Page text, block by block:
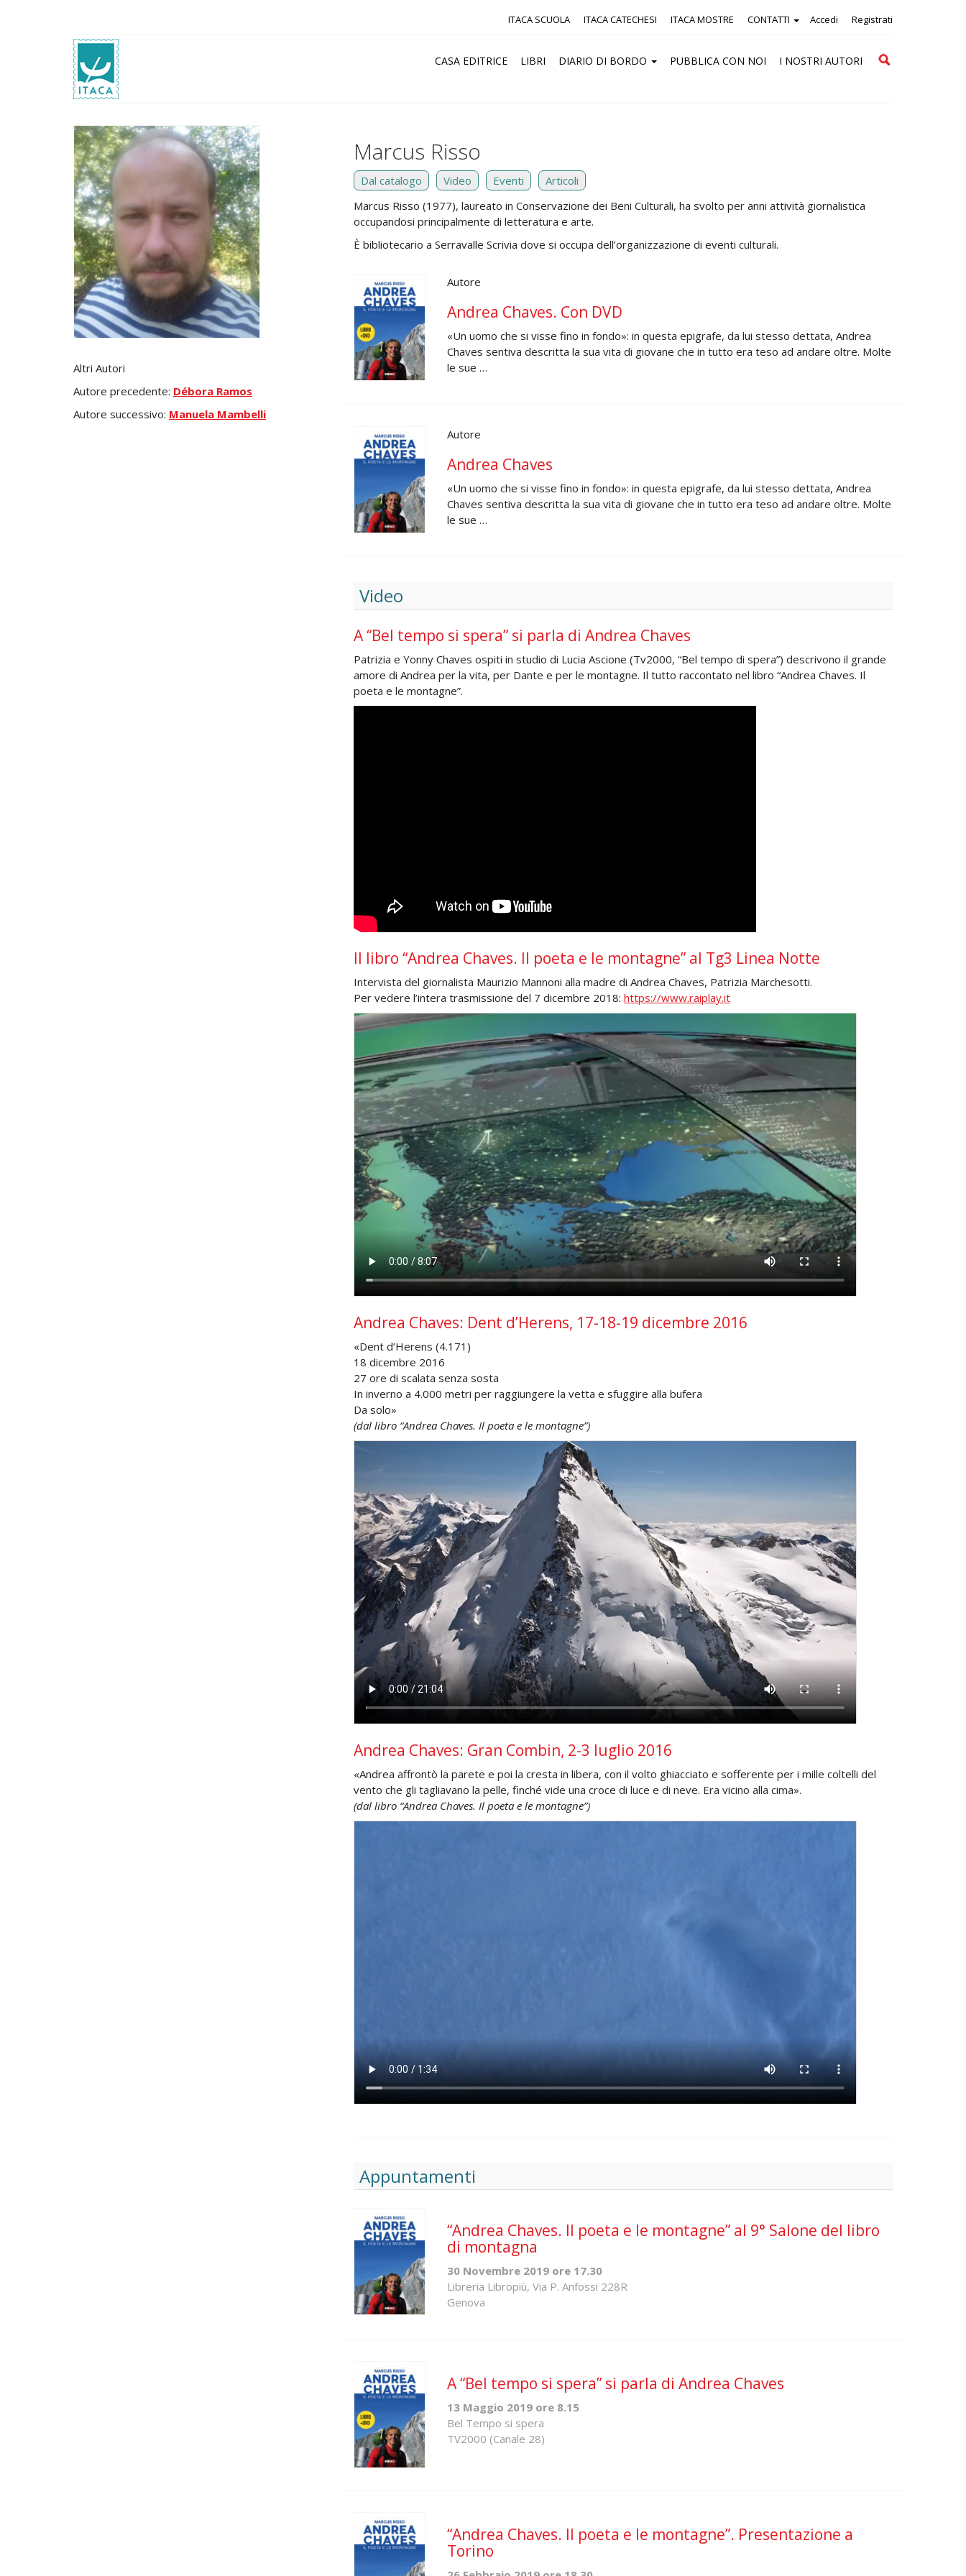
Accedi Registrati
ITACA SCUOLA ITACA CATECHESI ITACA MOSTRE CONTATTI
CASA EDITRICE LIBRI DIARIO DI BORDO PUBBLICA CON NOI I NOSTRI AUTORI
Cerca
Altri Autori
Autore precedente: Débora Ramos
Autore successivo: Manuela Mambelli
Marcus Risso
Dal catalogo Video Eventi
Articoli
Marcus Risso (1977), laureato in Conservazione dei Beni Culturali, ha svolto per anni attività giornalistica
occupandosi principalmente di letteratura e arte.
È bibliotecario a Serravalle Scrivia dove si occupa dell’organizzazione di eventi culturali.
Autore
Andrea Chaves. Con DVD
«Un uomo che si visse fino in fondo»: in questa epigrafe, da lui stesso dettata, Andrea
Chaves sentiva descritta la sua vita di giovane che in tutto era teso ad andare oltre. Molte
le sue …
Autore
Andrea Chaves
«Un uomo che si visse fino in fondo»: in questa epigrafe, da lui stesso dettata, Andrea
Chaves sentiva descritta la sua vita di giovane che in tutto era teso ad andare oltre. Molte
le sue …
Video
A “Bel tempo si spera” si parla di Andrea Chaves
Patrizia e Yonny Chaves ospiti in studio di Lucia Ascione (Tv2000, “Bel tempo di spera”) descrivono il grande
amore di Andrea per la vita, per Dante e per le montagne. Il tutto raccontato nel libro “Andrea Chaves. Il
poeta e le montagne”.
Il libro “Andrea Chaves. Il poeta e le montagne” al Tg3 Linea Notte
Intervista del giornalista Maurizio Mannoni alla madre di Andrea Chaves, Patrizia Marchesotti.
Per vedere l’intera trasmissione del 7 dicembre 2018: https://www.raiplay.it
Andrea Chaves: Dent d’Herens, 17-18-19 dicembre 2016
«Dent d’Herens (4.171)
18 dicembre 2016
27 ore di scalata senza sosta
In inverno a 4.000 metri per raggiungere la vetta e sfuggire alla bufera
Da solo»
(dal libro “Andrea Chaves. Il poeta e le montagne”)
Andrea Chaves: Gran Combin, 2-3 luglio 2016
«Andrea affrontò la parete e poi la cresta in libera, con il volto ghiacciato e sofferente per i mille coltelli del
vento che gli tagliavano la pelle, finché vide una croce di luce e di neve. Era vicino alla cima».
(dal libro “Andrea Chaves. Il poeta e le montagne”)
Appuntamenti
“Andrea Chaves. Il poeta e le montagne” al 9° Salone del libro
di montagna
30 Novembre 2019 ore 17.30
Libreria Libropiù, Via P. Anfossi 228R
Genova
A “Bel tempo si spera” si parla di Andrea Chaves
13 Maggio 2019 ore 8.15
Bel Tempo si spera
TV2000 (Canale 28)
“Andrea Chaves. Il poeta e le montagne”. Presentazione a
Torino